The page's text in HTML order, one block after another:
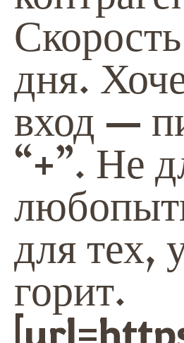
дня.
вход —
“+”. Не
для тех,
горит.